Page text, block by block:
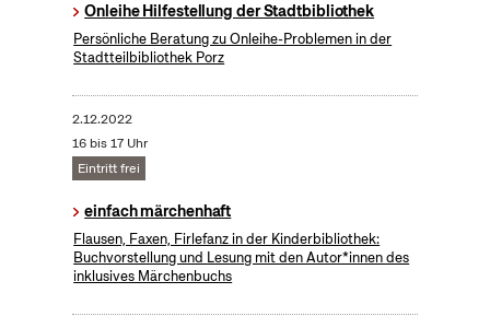
Onleihe Hilfestellung der Stadtbibliothek
Persönliche Beratung zu Onleihe-Problemen in der
Stadtteilbibliothek Porz
2.12.2022
16 bis 17 Uhr
Eintritt frei
einfach märchenhaft
Flausen, Faxen, Firlefanz in der Kinderbibliothek:
Buchvorstellung und Lesung mit den Autor*innen des
inklusives Märchenbuchs